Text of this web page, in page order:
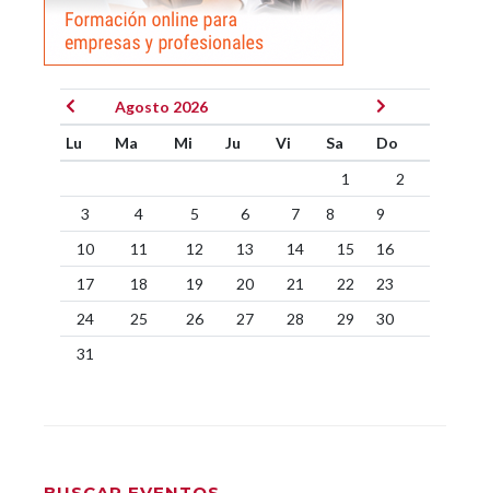
Agosto 2026
Lu
Ma Mi Ju Vi Sa
Do
1
2
3
4 5 6 7 8
9
10
11 12 13 14 15
16
17
18 19 20 21 22
23
24
25 26 27 28 29
30
31